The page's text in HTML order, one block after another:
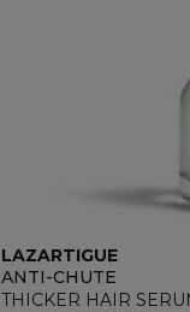
LAZARTIGUE
ANTI-CHUTE
THICKER HAIR